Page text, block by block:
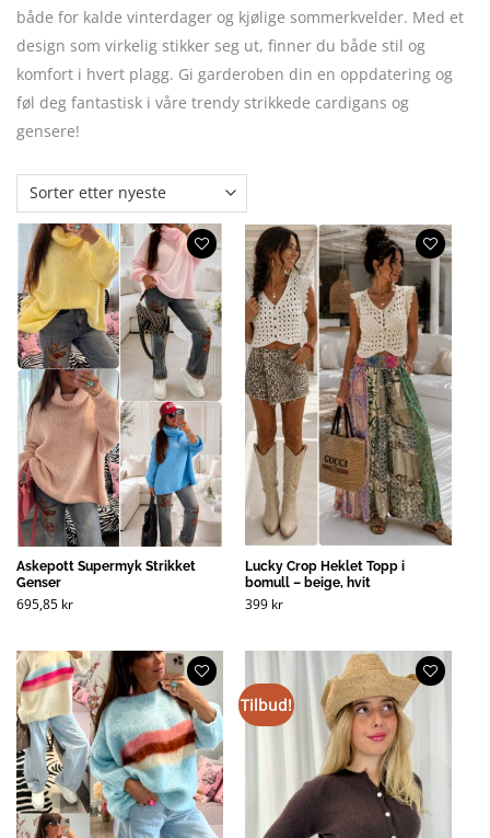
både for kalde vinterdager og kjølige sommerkvelder. Med et
design som virkelig stikker seg ut, finner du både stil og
komfort i hvert plagg. Gi garderoben din en oppdatering og
føl deg fantastisk i våre trendy strikkede cardigans og
gensere!
Askepott Supermyk Strikket
Genser
695,85 kr
Lucky Crop Heklet Topp i
bomull – beige, hvit
399 kr
Tilbud!